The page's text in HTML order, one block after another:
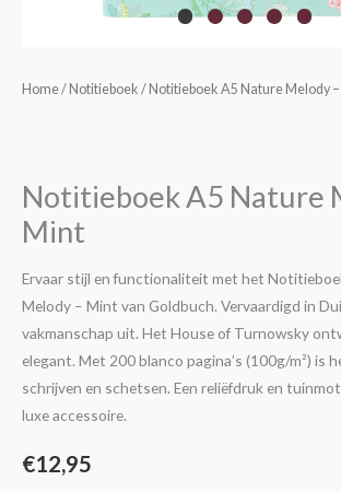
Home/ Notitieboek / Notitieboek A5 Nature Melody
Notitieboek A5 Nature
Mint
Ervaar stijl en functionaliteit met het
Melody – Mint van Goldbuch. Vervaardigd in
vakmanschap uit. Het House of Turnowsky
elegant. Met 200 blanco pagina’s (100g/m²) is
schrijven en schetsen. Een reliëfdruk en
luxe accessoire.
€12,95
Notitieboek
Mint